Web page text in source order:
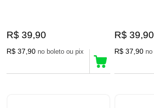
R$ 39,90
R$ 37,90 no boleto ou pix
R$ 39,90
R$ 37,90